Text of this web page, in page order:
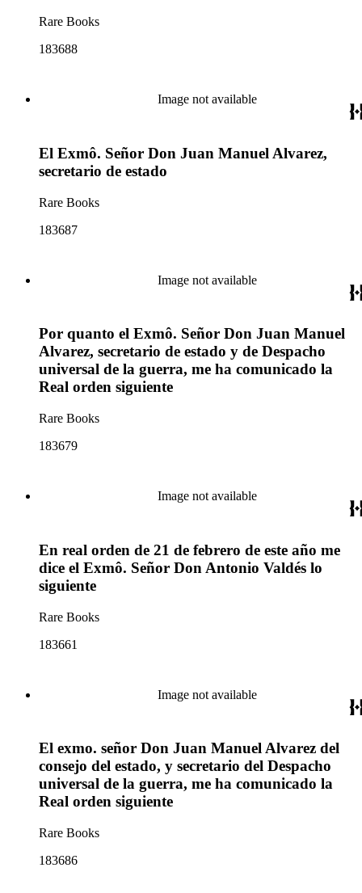
Rare Books
183688
Image not available
El Exmô. Señor Don Juan Manuel Alvarez,
secretario de estado
Rare Books
183687
Image not available
Por quanto el Exmô. Señor Don Juan Manuel
Alvarez, secretario de estado y de Despacho
universal de la guerra, me ha comunicado la
Real orden siguiente
Rare Books
183679
Image not available
En real orden de 21 de febrero de este año me
dice el Exmô. Señor Don Antonio Valdés lo
siguiente
Rare Books
183661
Image not available
El exmo. señor Don Juan Manuel Alvarez del
consejo del estado, y secretario del Despacho
universal de la guerra, me ha comunicado la
Real orden siguiente
Rare Books
183686